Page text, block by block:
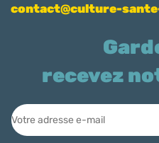
contact@culture-
recevez